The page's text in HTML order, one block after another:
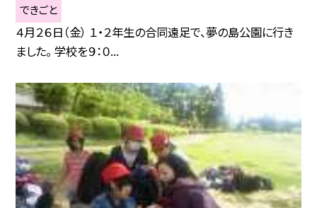
できごと
４月２６日（金） １・２年生の合同遠足で、夢の島公園に行き
ました。 学校を９：０...